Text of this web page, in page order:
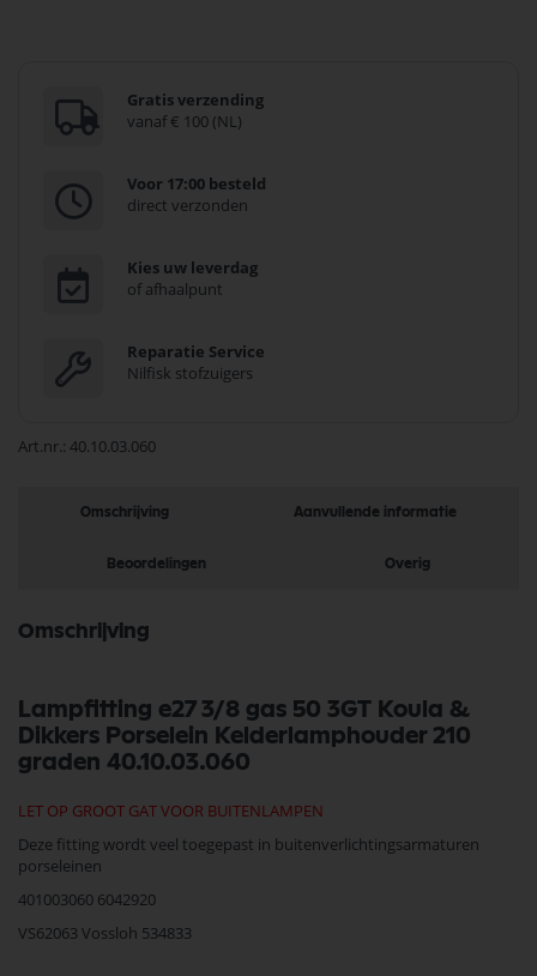
Gratis verzending
vanaf € 100 (NL)
Voor 17:00 besteld
direct verzonden
Kies uw leverdag
of afhaalpunt
Reparatie Service
Nilfisk stofzuigers
Art.nr. 40.10.03.060
Omschrijving Aanvullende informatie
Beoordelingen Overig
Omschrijving
Lampfitting e27 3/8 gas 50 3GT Koula &
Dikkers Porselein Kelderlamphouder 210
graden 40.10.03.060
LET OP GROOT GAT VOOR BUITENLAMPEN
Deze fitting wordt veel toegepast in buitenverlichtingsarmaturen
porseleinen
401003060 6042920
VS62063 Vossloh 534833